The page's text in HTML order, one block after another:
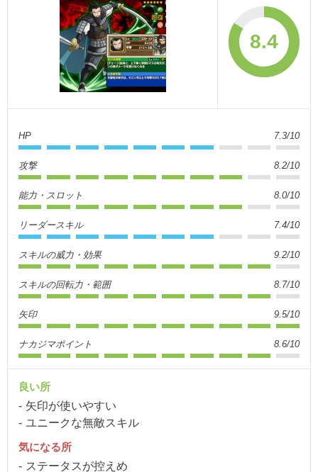
8.4
HP 7.3/10
攻撃 8.2/10
能力・スロット 8.0/10
リーダースキル 7.4/10
スキルの威力・効果 9.2/10
スキルの回転力・範囲 8.7/10
矢印 9.5/10
ナカジマポイント 8.6/10
良い所
矢印が使いやすい
ユニークな無敵スキル
気になる所
ステータスが控えめ